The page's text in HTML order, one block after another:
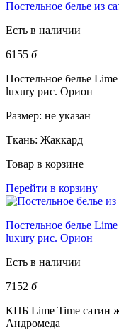
Постельное белье из
Есть в наличии
6155 б
Постельное белье
luxury рис. Орион
Размер: не указан
Ткань: Жаккард
Товар в корзине
Перейти в корзину
Постельное белье
luxury рис. Орион
Есть в наличии
7152 б
КПБ Lime Time сатин
Андромеда